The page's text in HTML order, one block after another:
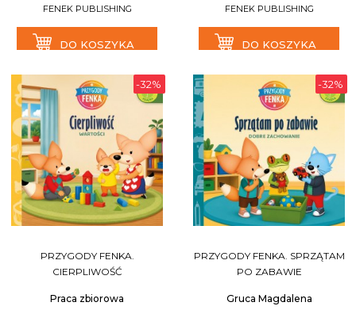
FENEK PUBLISHING
DO KOSZYKA
FENEK PUBLISHING
DO KOSZYKA
-32%
PRZYGODY FENKA.
CIERPLIWOŚĆ
Praca zbiorowa
-32%
PRZYGODY FENKA. SPRZĄTAM
PO ZABAWIE
Gruca Magdalena